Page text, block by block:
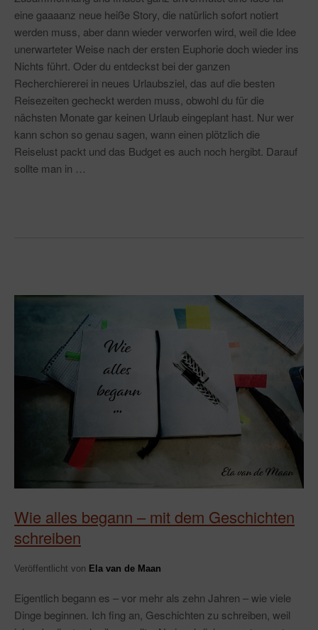
eine gaaaanz neue heiße Story, die natürlich sofort notiert
werden muss, aber dann wieder verworfen wird, weil die Idee
unerwarteter Weise nach der ersten Euphorie doch wieder ins
Nichts führt. Oder du entdeckst bei der ganzen
Recherchiererei in neues Urlaubsziel, das auf die besten
Reisezeiten gecheckt werden muss, obwohl du für die
nächsten Monate gar keinen Urlaub eingeplant hast. Nur wer
kann schon so genau sagen, wann einen plötzlich die
Reiselust packt und das Budget es auch noch hergibt. Darauf
sollte man in …
Wie alles begann – mit dem Geschichten
schreiben
Veröffentlicht von Ela van de Maan
Eigentlich begann es – vor mehr als zehn Jahren – wie viele
Dinge beginnen. Ich fing an, Geschichten zu schreiben, weil